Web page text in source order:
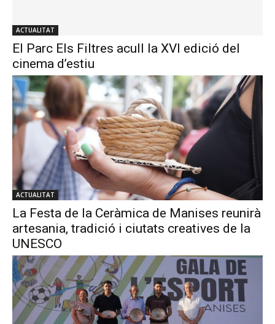
ACTUALITAT
El Parc Els Filtres acull la XVI edició del
cinema d’estiu
ACTUALITAT
La Festa de la Ceràmica de Manises reunirà
artesania, tradició i ciutats creatives de la
UNESCO